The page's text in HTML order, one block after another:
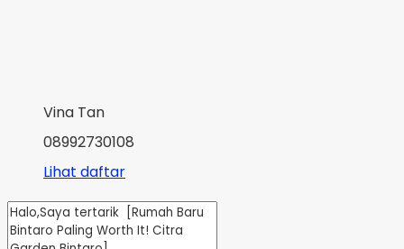
Vina Tan
08992730108
Lihat daftar